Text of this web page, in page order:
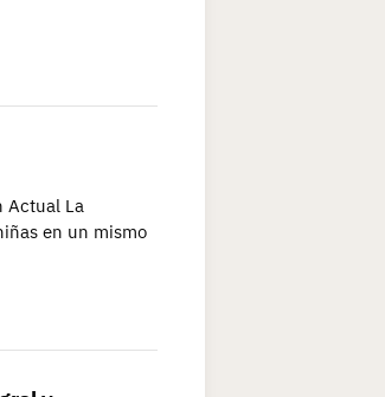
Actual La
en un mismo